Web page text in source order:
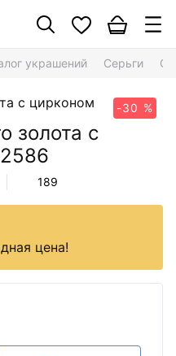
украшений Серьги
-30 %
золота с
189
цена!